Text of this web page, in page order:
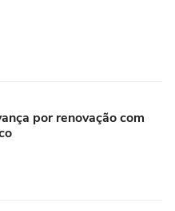
por renovação com